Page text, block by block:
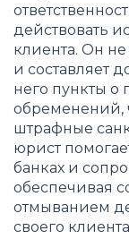
действовать
клиента. Он
и составляет
него пункты о
обременений,
штрафные
юрист
банках и
обеспечивая
отмыванием
своего